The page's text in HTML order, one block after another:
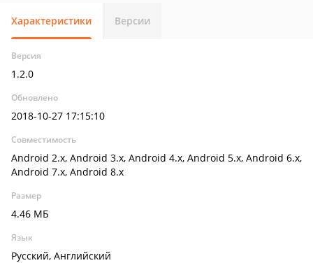
Характеристики Версии
Версия
1.2.0
Обновлено
2018-10-27 17:15:10
Совместимость
Android 2.x, Android 3.x, Android 4.x, Android 5.x, Android 6.x,
Android 7.x, Android 8.x
Размер
4.46 МБ
Язык
Русский, Английский